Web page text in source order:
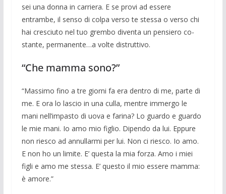
sei una donna in carriera. E se pro­vi ad essere
entrambe, il senso di colpa verso te stessa o verso chi
hai cresciuto nel tuo grembo diventa un pensiero co­
stante, permanente…a volte distruttivo.
“Che mamma sono?”
“Massimo fino a tre giorni fa era den­tro di me, parte di
me. E ora lo lascio in una culla, mentre immergo le
mani nell’impa­sto di uova e farina? Lo guardo e guardo
le mie mani. Io amo mio figlio. Dipendo da lui. Eppure
non riesco ad an­nullarmi per lui. Non ci riesco. Io amo.
E non ho un li­mite. E’ questa la mia forza. Amo i miei
figli e amo me stessa. E’ que­sto il mio es­sere mamma:
è amore.”